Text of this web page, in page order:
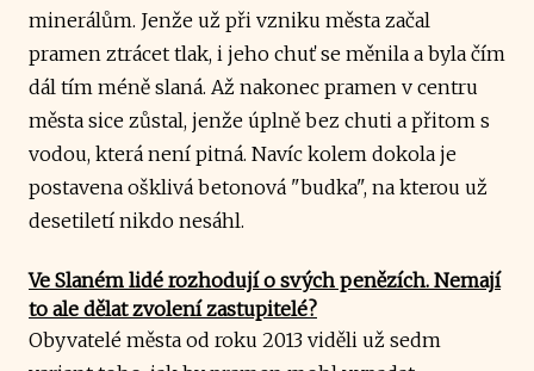
minerálům. Jenže už při vzniku města začal
pramen ztrácet tlak, i jeho chuť se měnila a byla čím
dál tím méně slaná. Až nakonec pramen v centru
města sice zůstal, jenže úplně bez chuti a přitom s
vodou, která není pitná. Navíc kolem dokola je
postavena ošklivá betonová "budka", na kterou už
desetiletí nikdo nesáhl.
Ve Slaném lidé rozhodují o svých penězích. Nemají
to ale dělat zvolení zastupitelé?
Obyvatelé města od roku 2013 viděli už sedm